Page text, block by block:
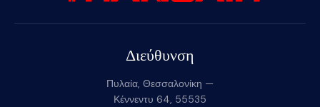
Διεύθυνση
Πυλαία, Θεσσαλονίκη —
Κέννεντυ 64, 55535